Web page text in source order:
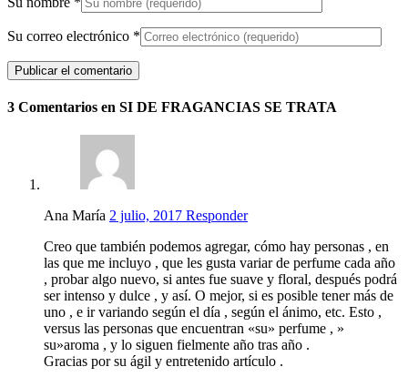
Su correo electrónico *
3 Comentarios en SI DE FRAGANCIAS SE TRATA
Ana María 2 julio, 2017 Responder
Creo que también podemos agregar, cómo hay personas , en
las que me incluyo , que les gusta variar de perfume cada año
, probar algo nuevo, si antes fue suave y floral, después podrá
ser intenso y dulce , y así. O mejor, si es posible tener más de
uno , e ir variando según el día , según el ánimo, etc. Esto ,
versus las personas que encuentran «su» perfume , »
su»aroma , y lo siguen fielmente año tras año .
Gracias por su ágil y entretenido artículo .